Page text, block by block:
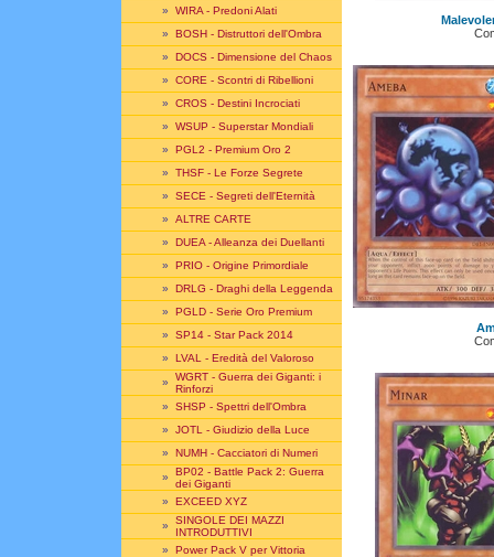
» WIRA - Predoni Alati
» BOSH - Distruttori dell'Ombra
» DOCS - Dimensione del Chaos
» CORE - Scontri di Ribellioni
» CROS - Destini Incrociati
» WSUP - Superstar Mondiali
» PGL2 - Premium Oro 2
» THSF - Le Forze Segrete
» SECE - Segreti dell'Eternità
» ALTRE CARTE
» DUEA - Alleanza dei Duellanti
» PRIO - Origine Primordiale
» DRLG - Draghi della Leggenda
» PGLD - Serie Oro Premium
» SP14 - Star Pack 2014
» LVAL - Eredità del Valoroso
» WGRT - Guerra dei Giganti: i
Rinforzi
» SHSP - Spettri dell'Ombra
» JOTL - Giudizio della Luce
» NUMH - Cacciatori di Numeri
» BP02 - Battle Pack 2: Guerra
dei Giganti
» EXCEED XYZ
» SINGOLE DEI MAZZI
INTRODUTTIVI
» Power Pack V per Vittoria